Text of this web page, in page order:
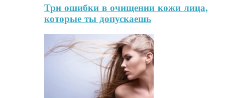
Три ошибки в очищении кожи лица,
которые ты допускаешь